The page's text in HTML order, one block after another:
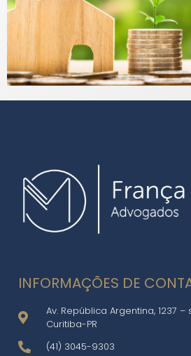
INFORMAÇÕES DE
Av. República Argentina, 1237
Curitiba-PR
(41) 3045-9303